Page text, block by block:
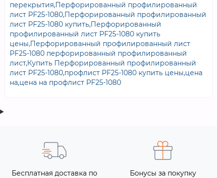
перекрытия,Перфорированный профилированный
лист PF25-1080,Перфорированный профилированный
лист PF25-1080 купить,Перфорированный
профилированный лист PF25-1080 купить
цены,Перфорированный профилированный лист
PF25-1080 перфорированный профилированный
лист,Купить Перфорированный профилированный
лист PF25-1080,профлист PF25-1080 купить цены,цена
на,цена на профлист PF25-1080
Бесплатная доставка по
Бонусы за покупку